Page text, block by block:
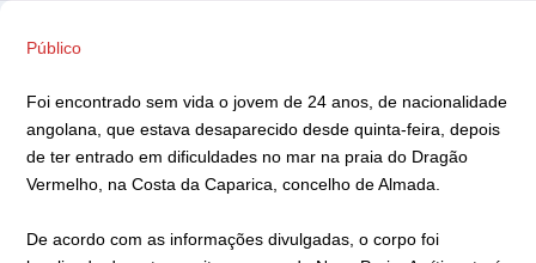
Público
Foi encontrado sem vida o jovem de 24 anos, de nacionalidade
angolana, que estava desaparecido desde quinta-feira, depois
de ter entrado em dificuldades no mar na praia do Dragão
Vermelho, na Costa da Caparica, concelho de Almada.
De acordo com as informações divulgadas, o corpo foi